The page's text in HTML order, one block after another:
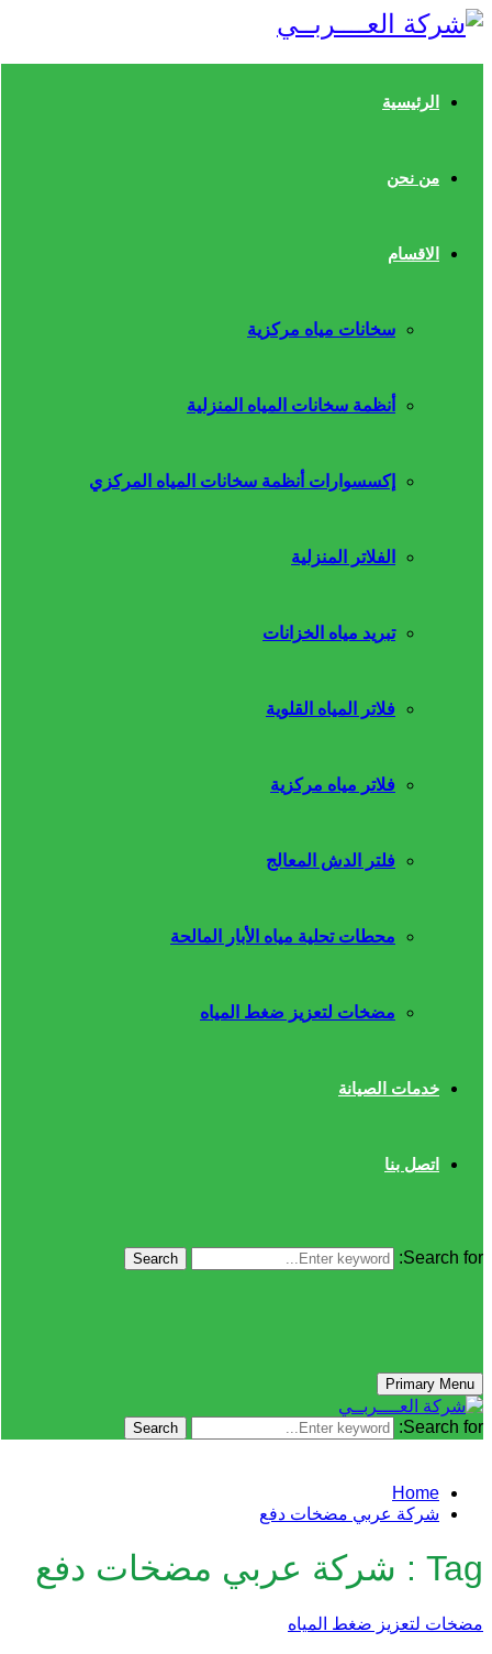
الرئيسية
من نحن
الاقسام
سخانات مياه مركزية
أنظمة سخانات المياه المنزلية
إكسسوارات أنظمة سخانات المياه المركزي
الفلاتر المنزلية
تبريد مياه الخزانات
فلاتر المياه القلوية
فلاتر مياه مركزية
فلتر الدش المعالج
محطات تحلية مياه الأبار المالحة
مضخات لتعزيز ضغط المياه
خدمات الصيانة
اتصل بنا
Search for:
Search
Primary Menu
Search for:
Search
Home
شركة عربي مضخات دفع
Tag : شركة عربي مضخات دفع
مضخات لتعزيز ضغط المياه